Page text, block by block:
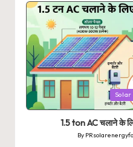
Posted
in
Solar
1.5 ton AC चलाने के
Posted
By